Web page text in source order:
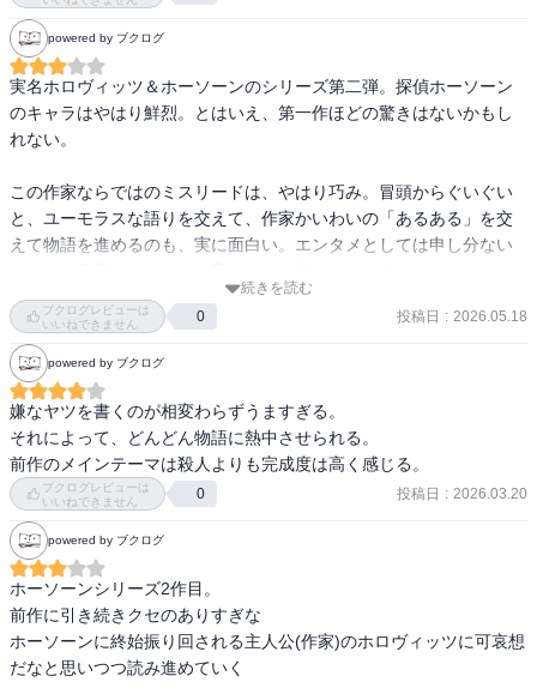
■面白さ①：多義的解釈
アンソニーが披露する推理も筋が通っているように見える。だがホ
ーソーンに突っ込まれてみると、あれ、確かに、となる。そしてホ
ーソーンが真相を話すという、同じ1つの出来事について別の見方が
こういう作品は他にも多々あるし、それこそ『毒入りチョコレート
事件』なんかはその皮肉だが、やっぱりこの形式は非常に好き。
アンソニーをさんざんいじめたクソむかつく警官に一泡吹かせる描
写が気持ちいい。
■面白さ③：1つの要素の複数解釈
1）「182」という数字は「結婚記念日だ」「句集の182句目だ」
「ネットスラングだ」という多重解釈。
2）ロックウッドとダヴィーナの密会は「2人のアリバイを成立させ
るものだ」「ロックウッドのアリバイを消すものだ」「ダヴィーナ
のアリバイを消すものだ」ときて「息子のアリバイをなくすもの
だ」という多重解釈。
ここらへんが面白すぎるし、凄すぎる。
■面白さ④：納得の犯人
なるほど確かに、犯人が子供であっちゃいけない理由はない。ただ
勝手な先入観で「犯人は（大人のうち）誰だろう」と思ってしま
とは言ってもこれは違うシリーズのよう
著者がそのまま作品内に登場しているという面白い構造
ホーソーンという傍若無人な元警官の探偵に振り回される作家
これはシリーズ第二作のようなので第一作も読んでみたいな
この2人の関係がいまいち掴みきれない
探偵が作家をどう思っているのか、なぜこの作家を選んだのか、そ
こが知りたい
なるほど、出てくる情報は全て必要な情報なのだな、とういこと。
ツーカ自殺するなら1人で死ね、と思う。
他人を巻き込むな
正直今更その真実話す必要ある？？
アンノさんの感じ悪さがハリネズミ状態だったのだとわかるとちょ
っとかわいそうにもなる
とはいえ、だからってあの態度はない、ない。
途中、洞窟事件の話が出てきたあたりで、
となると息子が犯人だったりねーーっとかチラリと思ったりもした
んだが、
結局そこに行き着くとは・・・
人気俗物本の著者が実は、というところが一番面白かったかも
こちらのシリーズは全10作予定で
その中でホーソーンの過去もはっきりするらしい
ちょっと気になる
powered by ブクログ
実名ホロヴィッツ＆ホーソーンのシリーズ第二弾。探偵ホーソーン
のキャラはやはり鮮烈。とはいえ、第一作ほどの驚きはないかもし
れない。
この作家ならではのミスリードは、やはり巧み。冒頭からぐいぐい
と、ユーモラスな語りを交えて、作家かいわいの「あるある」を交
えて物語を進めるのも、実に面白い。エンタメとしては申し分ない
続きを読む
ブクログレビューは
いいねできません
0 投稿日 : 2026.05.18
powered by ブクログ
嫌なヤツを書くのが相変わらずうますぎる。
それによって、どんどん物語に熱中させられる。
前作のメインテーマは殺人よりも完成度は高く感じる。
ブクログレビューは
いいねできません
0 投稿日 : 2026.03.20
powered by ブクログ
ホーソーンシリーズ2作目。
前作に引き続きクセのありすぎな
ホーソーンに終始振り回される主人公(作家)のホロヴィッツに可哀想
だなと思いつつ読み進めていく